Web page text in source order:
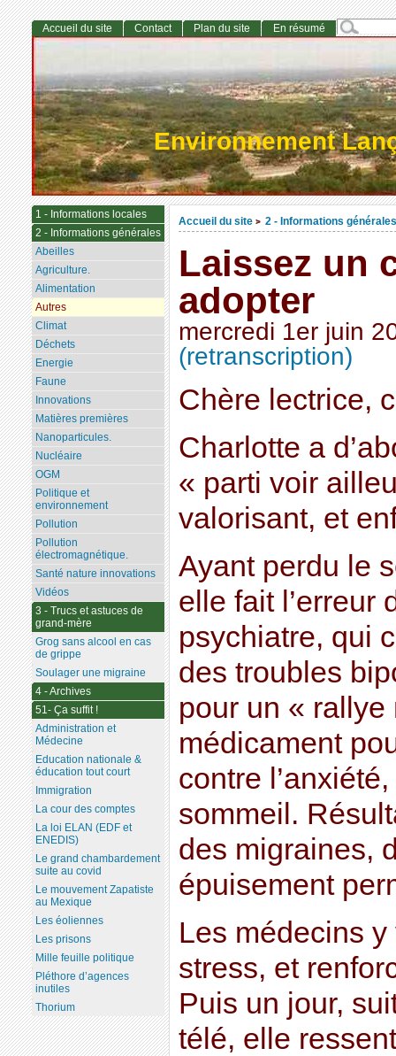
Environnement
Accueil du site > 2 - Informations générales
Laissez un
adopter
mercredi 1er juin
(retranscription)
Chère lectrice,
Charlotte a
« parti voir
valorisant, et
Ayant perdu le
elle fait l’erreur
psychiatre, qui
des troubles
pour un «
médicament
contre
sommeil.
des migraines,
épuisement
Les médecins
stress, et
Puis un jour,
télé, elle
Accueil du site Contact Plan du site En résumé
1 - Informations locales
2 - Informations générales
Abeilles
Agriculture.
Alimentation
Autres
Climat
Déchets
Energie
Faune
Innovations
Matières premières
Nanoparticules.
Nucléaire
OGM
Politique et
environnement
Pollution
Pollution
électromagnétique.
Santé nature innovations
Vidéos
3 - Trucs et astuces de
grand-mère
Grog sans alcool en cas
de grippe
Soulager une migraine
4 - Archives
51- Ça suffit !
Administration et
Médecine
Education nationale &
éducation tout court
Immigration
La cour des comptes
La loi ELAN (EDF et
ENEDIS)
Le grand chambardement
suite au covid
Le mouvement Zapatiste
au Mexique
Les éoliennes
Les prisons
Mille feuille politique
Pléthore d’agences
inutiles
Thorium